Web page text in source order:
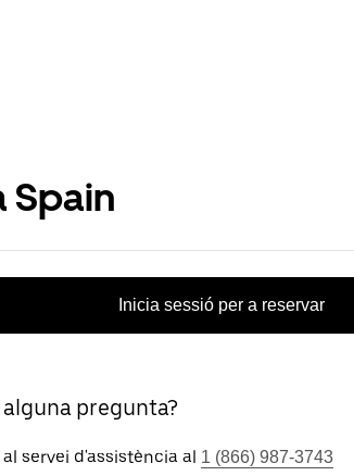
Spain
Inicia sessió per a reservar
alguna pregunta?
servei d'assistència al 1 (866) 987-3743